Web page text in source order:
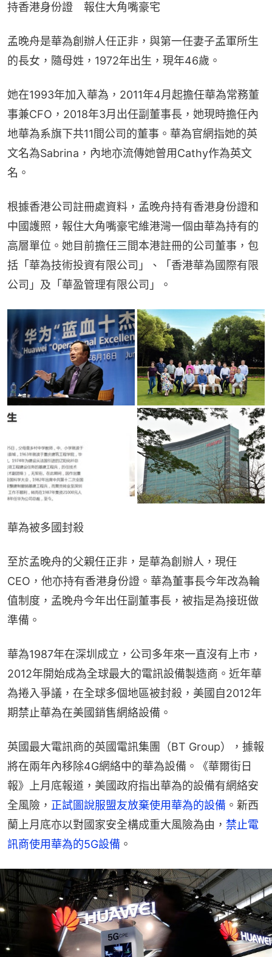
持香港身份證　報住大角嘴豪宅
孟晚舟是華為創辦人任正非，與第一任妻子孟軍所生
的長女，隨母姓，1972年出生，現年46歲。
她在1993年加入華為，2011年4月起擔任華為常務董
事兼CFO，2018年3月出任副董事長，她現時擔任內
地華為系旗下共11間公司的董事。華為官網指她的英
文名為Sabrina，內地亦流傳她曾用Cathy作為英文
名。
根據香港公司註冊處資料，孟晚舟持有香港身份證和
中國護照，報住大角嘴豪宅維港灣一個由華為持有的
高層單位。她目前擔任三間本港註冊的公司董事，包
括「華為技術投資有限公司」、「香港華為國際有限
公司」及「華盈管理有限公司」。
華為被多國封殺
至於孟晚舟的父親任正非，是華為創辦人，現任
CEO，他亦持有香港身份證。華為董事長今年改為輪
值制度，孟晚舟今年出任副董事長，被指是為接班做
準備。
華為1987年在深圳成立，公司多年來一直沒有上市，
2012年開始成為全球最大的電訊設備製造商。近年華
為捲入爭議，在全球多個地區被封殺，美國自2012年
期禁止華為在美國銷售網絡設備。
英國最大電訊商的英國電訊集團（BT Group），據報
將在兩年內移除4G網絡中的華為設備。《華爾街日
報》上月底報道，美國政府指出華為的設備有網絡安
全風險， 正試圖說服盟友放棄使用華為的設備 。新西
蘭上月底亦以對國家安全構成重大風險為由， 禁止電
訊商使用華為的5G設備 。